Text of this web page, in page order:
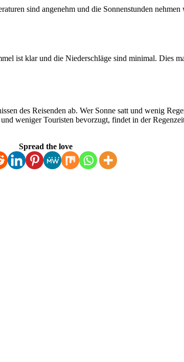
sind angenehm und die Sonnenstunden
ist klar und die Niederschläge sind minimal. Dies
des Reisenden ab. Wer Sonne satt und wenig
weniger Touristen bevorzugt, findet in der
Spread the love